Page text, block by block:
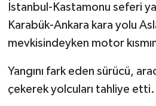
İstanbul-Kastamonu seferi
Karabük-Ankara kara yolu
mevkisindeyken motor
Yangını fark eden sürücü,
çekerek yolcuları tahliye etti.